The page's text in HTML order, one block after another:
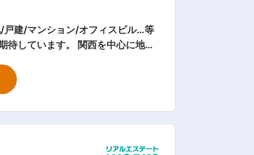
磨きたいとお考えの方
/戸建/マンション/オフィスビル…等
関西を中心に地域
いて１位を獲得いたしました。
いただく「縁結び」が私たちの仕